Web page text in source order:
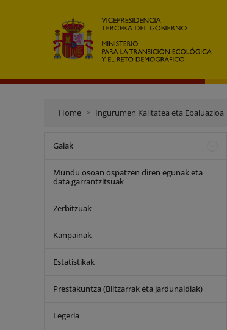
Home Ingurumen Kalitatea eta Ebaluazioa
Gaiak
Mundu osoan ospatzen diren egunak eta
data garrantzitsuak
Zerbitzuak
Kanpainak
Estatistikak
Prestakuntza (Biltzarrak eta jardunaldiak)
Legeria